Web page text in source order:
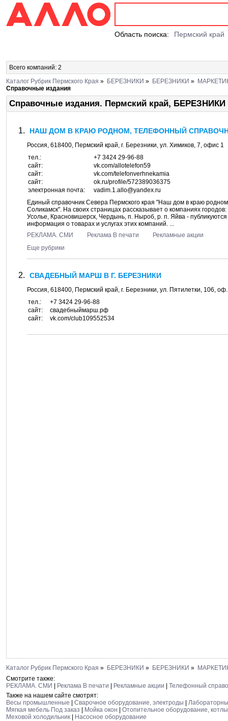
Область поиска: Пермский край
Всего компаний: 2
Каталог Рубрик Пермского Края » БЕРЕЗНИКИ » БЕРЕЗНИКИ »
Справочные издания
Справочные издания. Пермский край, БЕРЕЗНИКИ
НАШ ДОМ В КРАЮ РОДНОМ, ТЕЛЕФОННЫЙ
Россия, 618400, Пермский край, г. Березники, ул. Химиков, 7, офис 1
тел.:
+7 3424 29-96-88
сайт:
vk.com/allotelefon59
сайт:
vk.com/telefonverhnekamia
сайт:
ok.ru/profile/572389036375
электронная почта:
vadim.1.allo@yandex.ru
Единый справочник Севера Пермского края "Наш дом в краю
Соликамск". На своих страницах рассказывает о компаниях
Усолье, Красновишерск, Чердынь, п. Ныроб, р. п. Яйва -
информация о товарах и услугах этих компаний. ...
РЕКЛАМА. СМИ
Реклама В печати
Рекламные акции
Еще рубрики
СВАДЕБНЫЙ МАРШ В Г. БЕРЕЗНИКИ
Россия, 618400, Пермский край, г. Березники, ул. Пятилетки, 106,
тел.:
+7 3424 29-96-88
сайт:
свадебныймарш.рф
сайт:
vk.com/club109552534
Каталог Рубрик Пермского Края » БЕРЕЗНИКИ » БЕРЕЗНИКИ »
Смотрите также:
РЕКЛАМА. СМИ
Реклама В печати Рекламные акции
Телефонный
Также на нашем сайте смотрят:
Весы промышленные
Сварочное оборудование, электроды
Мягкая мебель Под заказ
Мойка окон
Отопительное оборудование, котлы
Меховой холодильник
Насосное оборудование